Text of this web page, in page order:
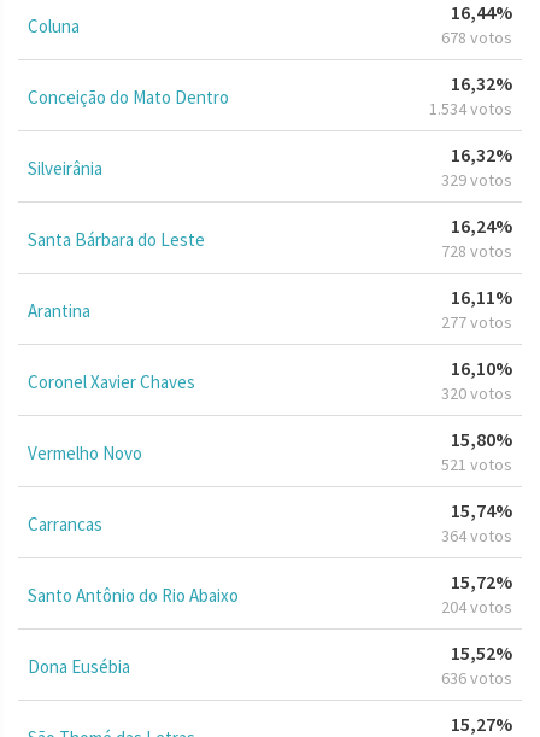
Coluna
16,44%
678 votos
Conceição do Mato Dentro
16,32%
1.534 votos
Silveirânia
16,32%
329 votos
Santa Bárbara do Leste
16,24%
728 votos
Arantina
16,11%
277 votos
Coronel Xavier Chaves
16,10%
320 votos
Vermelho Novo
15,80%
521 votos
Carrancas
15,74%
364 votos
Santo Antônio do Rio Abaixo
15,72%
204 votos
Dona Eusébia
15,52%
636 votos
15,27%